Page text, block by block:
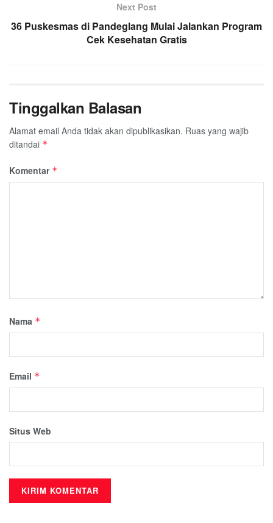
Next Post
36 Puskesmas di Pandeglang Mulai Jalankan Program
Cek Kesehatan Gratis
Tinggalkan Balasan
Alamat email Anda tidak akan dipublikasikan. Ruas yang wajib
ditandai *
Komentar *
Nama *
Email *
Situs Web